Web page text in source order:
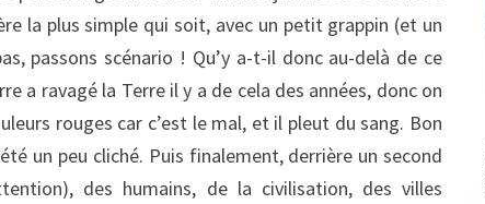
la plus simple qui soit, avec un petit grappin (et un
passons scénario ! Qu’y a-t-il donc au-delà de ce
a ravagé la Terre il y a de cela des années, donc on
rouges car c’est le mal, et il pleut du sang. Bon
un peu cliché. Puis finalement, derrière un second
des humains, de la civilisation, des villes